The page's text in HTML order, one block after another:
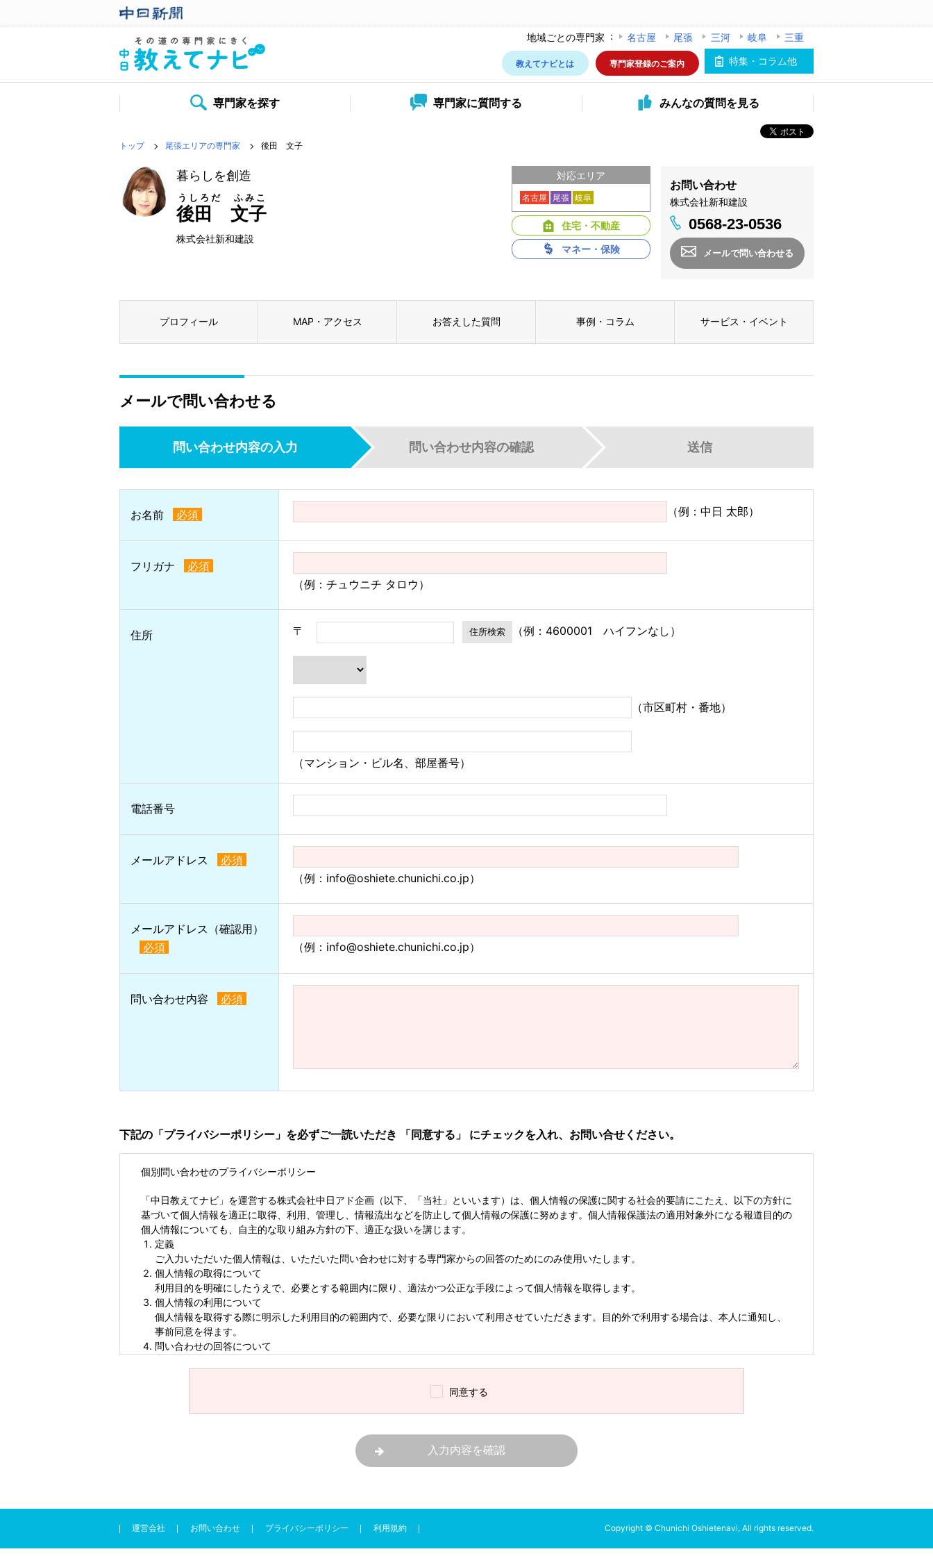
地域ごとの専門家 名古屋 尾張 三河 岐阜
三重
特集・コラム他
教えてナビとは 専門家登録のご案内
専門家を探す 専門家に質問する みんなの質問を見る
トップ 尾張エリアの専門家 後田 文子
暮らしを創造
後田 文子
うしろだ ふみこ
株式会社新和建設
お問い合わせ
株式会社新和建設
0568-23-0536
メールで問い合わせる
対応エリア
名古屋 尾張 岐阜
住宅・不動産
マネー・保険
プロフィール MAP・アクセス お答えした質問 事例・コラム サービス・イベント
メールで問い合わせる
問い合わせ内容の入力 問い合わせ内容の確認 送信
お名前 必須 （例：中日 太郎）
フリガナ
必須
（例：チュウニチ タロウ）
住所 〒 （例：4600001 ハイフンなし）
（市区町村・番地）
（マンション・ビル名、部屋番号）
電話番号
メールアドレス
必須
（例：info@oshiete.chunichi.co.jp）
メールアドレス（確認用）
必須
（例：info@oshiete.chunichi.co.jp）
問い合わせ内容 必須
下記の「プライバシーポリシー」を必ずご一読いただき 「同意する」 にチェックを入れ、お問い合せください。
個別問い合わせのプライバシーポリシー
「中日教えてナビ」を運営する株式会社中日アド企画（以下、「当社」といいます）は、個人情報の保護に関する社会的要請にこたえ、以下の方針に
基づいて個人情報を適正に取得、利用、管理し、情報流出などを防止して個人情報の保護に努めます。個人情報保護法の適用対象外になる報道目的の
個人情報についても、自主的な取り組み方針の下、適正な扱いを講じます。
定義
ご入力いただいた個人情報は、いただいた問い合わせに対する専門家からの回答のためにのみ使用いたします。
個人情報の取得について
利用目的を明確にしたうえで、必要とする範囲内に限り、適法かつ公正な手段によって個人情報を取得します。
個人情報の利用について
個人情報を取得する際に明示した利用目的の範囲内で、必要な限りにおいて利用させていただきます。目的外で利用する場合は、本人に通知し、
事前同意を得ます。
問い合わせの回答について
取得した個人情報は、適切に管理し、個人情報保護法に定める例外事項を除き、本人の同意を得ることなく、当社と「中日教えてナビ」の協力企
本人から自己の個人情報について、開示・訂正・削除・利用停止などの申し出を受けた場合は、当社の担当窓口が対応し、本人確認や所定の調査
をした上で、すみやかに必要な措置をとります。
とは一切ありません。本プライバシーポリシーは、関連法令の改正、社会規範の変化などによって、改善が必要であると当社が判断した場合、お
個人情報の管理について
お客様の個人情報につきましては、情報の紛失、破壊、改変、漏洩等を防止するために十分な安全保護に努めたうえで、個人情報を正確、最新な
同意する
運営会社 お問い合わせ プライバシーポリシー 利用規約 Copyright © Chunichi Oshietenavi, All rights reserved.